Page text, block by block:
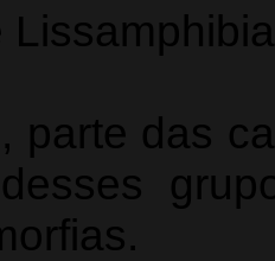
parte das